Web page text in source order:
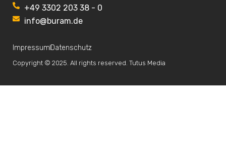
+49 3302 203 38 - 0
info@buram.de
Impressum Datenschutz
Copyright © 2025. All rights reserved. Tutus Media